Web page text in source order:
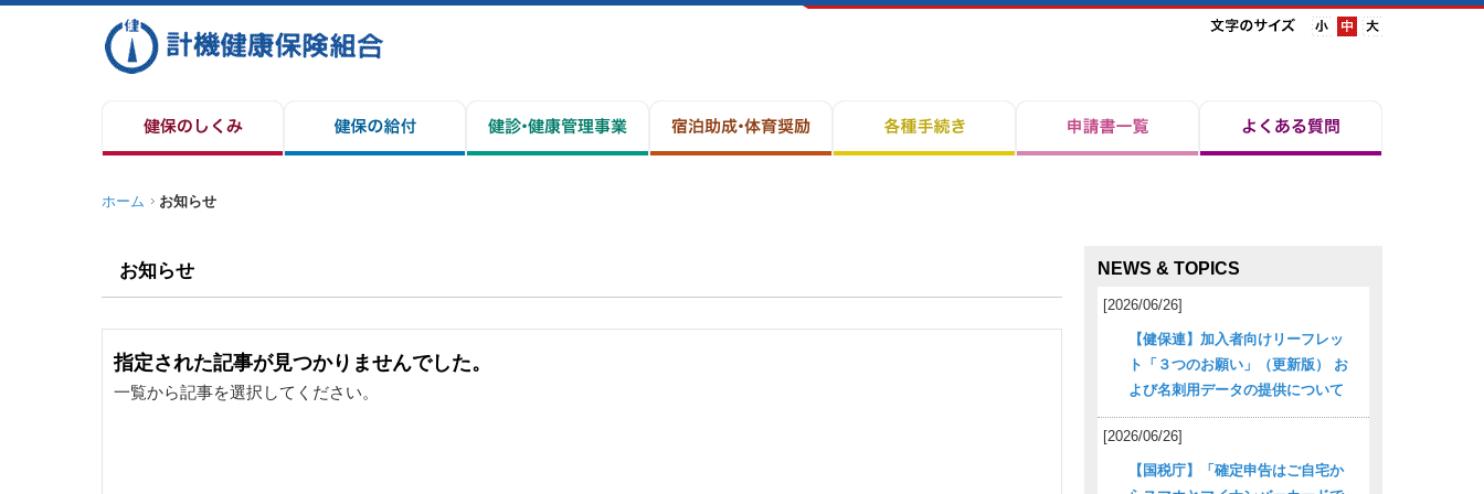
ホーム お知らせ
お知らせ
指定された記事が見つかりませんでした。
一覧から記事を選択してください。
NEWS & TOPICS
[2026/06/26]
【健保連】加入者向けリーフレッ
ト「３つのお願い」（更新版） お
よび名刺用データの提供について
[2026/06/26]
【国税庁】「確定申告はご自宅か